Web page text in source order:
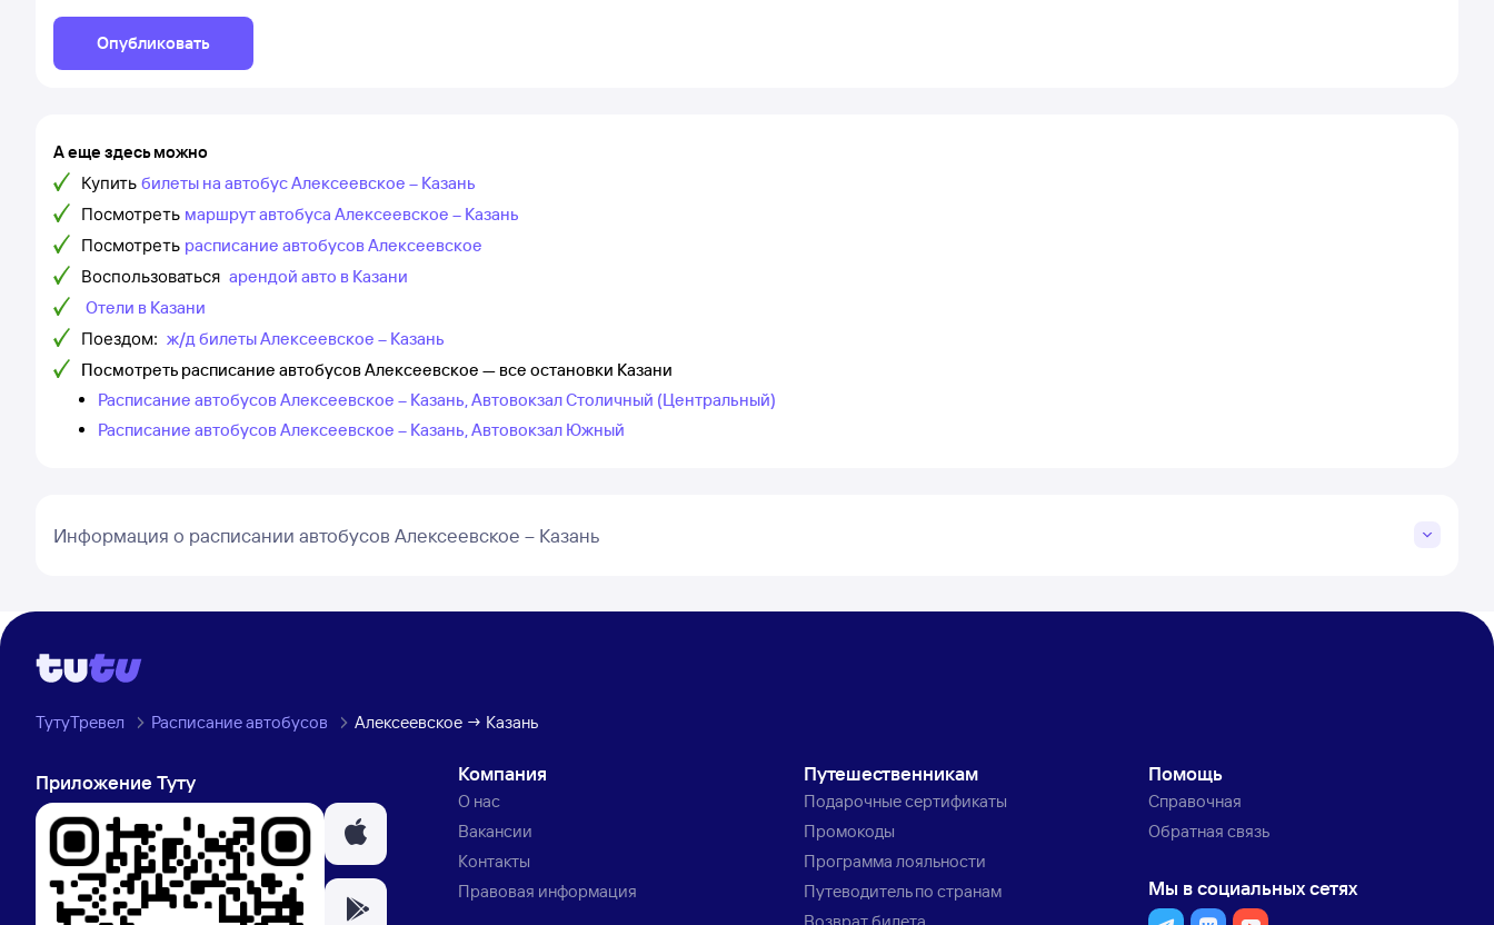
Опубликовать
А еще здесь можно
Купить билеты на автобус Алексеевское – Казань
Посмотреть маршрут автобуса Алексеевское – Казань
Посмотреть расписание автобусов Алексеевское
Воспользоваться арендой авто в Казани
Отели в Казани
Поездом: ж/д билеты Алексеевское – Казань
Посмотреть расписание автобусов Алексеевское — все остановки Казани
Расписание автобусов Алексеевское – Казань, Автовокзал Столичный (Центральный)
Расписание автобусов Алексеевское – Казань, Автовокзал Южный
Информация о расписании автобусов Алексеевское – Казань
ТутуТревел Расписание автобусов Алексеевское → Казань
Приложение Туту Компания
О нас
Вакансии
Контакты
Правовая информация
Путешественникам
Подарочные сертификаты
Промокоды
Программа лояльности
Путеводитель по странам
Помощь
Справочная
Обратная связь
Мы в социальных сетях